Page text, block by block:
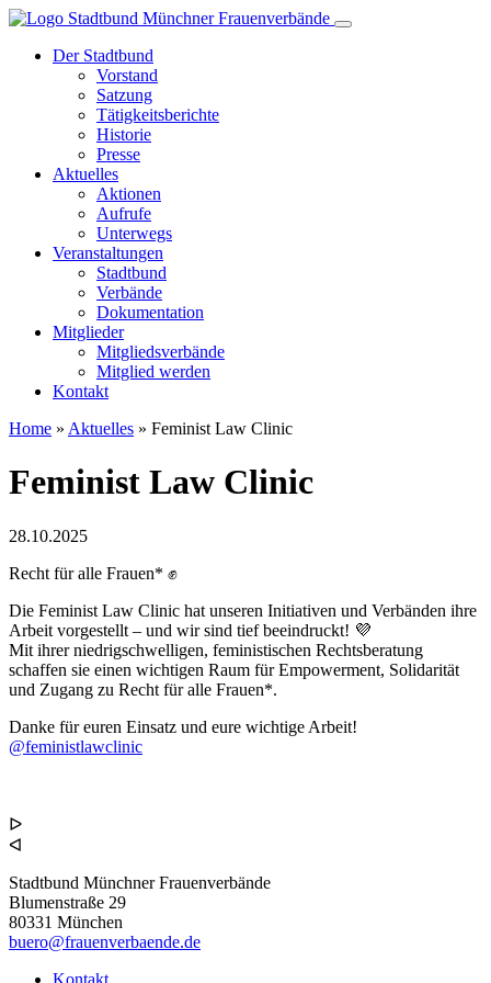
Der Stadtbund
Vorstand
Satzung
Tätigkeitsberichte
Historie
Presse
Aktuelles
Aktionen
Aufrufe
Unterwegs
Veranstaltungen
Stadtbund
Verbände
Dokumentation
Mitglieder
Mitgliedsverbände
Mitglied werden
Kontakt
Home » Aktuelles » Feminist Law Clinic
Feminist Law Clinic
28.10.2025
Recht für alle Frauen* ✊
Die Feminist Law Clinic hat unseren Initiativen und Verbänden ihre
Arbeit vorgestellt – und wir sind tief beeindruckt! 💜
Mit ihrer niedrigschwelligen, feministischen Rechtsberatung
schaffen sie einen wichtigen Raum für Empowerment, Solidarität
und Zugang zu Recht für alle Frauen*.
Danke für euren Einsatz und eure wichtige Arbeit!
@feministlawclinic
ᐅ
ᐊ
Stadtbund Münchner Frauenverbände
Blumenstraße 29
80331 München
buero@frauenverbaende.de
Kontakt